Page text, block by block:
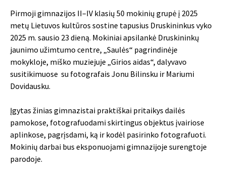
Pirmoji gimnazijos II–IV klasių 50 mokinių grupė į 2025
metų Lietuvos kultūros sostine tapusius Druskininkus vyko
2025 m. sausio 23 dieną. Mokiniai apsilankė Druskininkų
jaunimo užimtumo centre, „Saulės“ pagrindinėje
mokykloje, miško muziejuje „Girios aidas“, dalyvavo
susitikimuose su fotografais Jonu Bilinsku ir Mariumi
Dovidausku.
Įgytas žinias gimnazistai praktiškai pritaikys dailės
pamokose, fotografuodami skirtingus objektus įvairiose
aplinkose, pagrįsdami, ką ir kodėl pasirinko fotografuoti.
Mokinių darbai bus eksponuojami gimnazijoje surengtoje
parodoje.